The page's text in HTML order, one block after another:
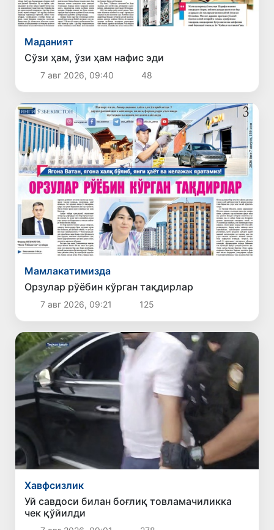
Маданият
Сўзи ҳам, ўзи ҳам нафис эди
7 авг 2026, 09:40 48
Мамлакатимизда
Орзулар рўёбин кўрган тақдирлар
7 авг 2026, 09:21 125
Хавфсизлик
Уй савдоси билан боғлиқ товламачиликка
чек қўйилди